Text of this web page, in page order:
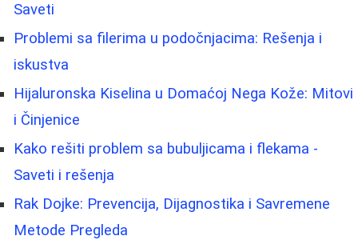
Saveti
Problemi sa filerima u podočnjacima: Rešenja i
iskustva
Hijaluronska Kiselina u Domaćoj Nega Kože: Mitovi
i Činjenice
Kako rešiti problem sa bubuljicama i flekama -
Saveti i rešenja
Rak Dojke: Prevencija, Dijagnostika i Savremene
Metode Pregleda